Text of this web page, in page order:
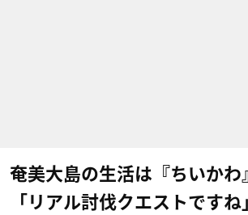
奄美大島の生活は『ちいかわ
「リアル討伐クエストですね